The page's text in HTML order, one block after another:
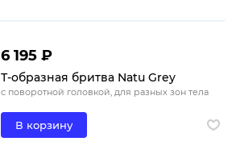
6 195 ₽
Т-образная бритва Natu Grey
с поворотной головкой, для разных зон тела
В корзину